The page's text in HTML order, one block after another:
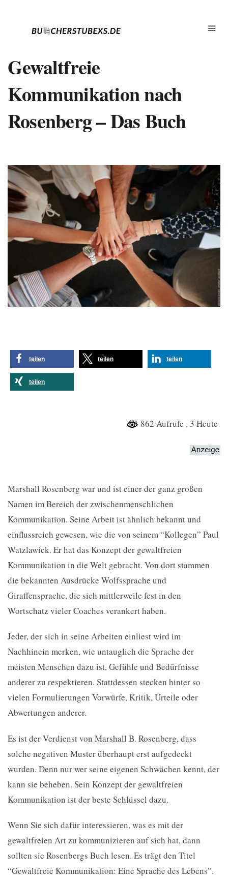
Gewaltfreie
Kommunikation nach
Rosenberg – Das Buch
teilen teilen teilen
teilen
862 Aufrufe , 3 Heute
Marshall Rosenberg war und ist einer der ganz großen
Namen im Bereich der zwischenmenschlichen
Kommunikation. Seine Arbeit ist ähnlich bekannt und
einflussreich gewesen, wie die von seinem “Kollegen” Paul
Watzlawick. Er hat das Konzept der gewaltfreien
Kommunikation in die Welt gebracht. Von dort stammen
die bekannten Ausdrücke Wolfssprache und
Giraffensprache, die sich mittlerweile fest in den
Wortschatz vieler Coaches verankert haben.
Jeder, der sich in seine Arbeiten einliest wird im
Nachhinein merken, wie untauglich die Sprache der
meisten Menschen dazu ist, Gefühle und Bedürfnisse
anderer zu respektieren. Stattdessen stecken hinter so
vielen Formulierungen Vorwürfe, Kritik, Urteile oder
Abwertungen anderer.
Es ist der Verdienst von Marshall B. Rosenberg, dass
solche negativen Muster überhaupt erst aufgedeckt
wurden. Denn nur wer seine eigenen Schwächen kennt, der
kann sie beheben. Sein Konzept der gewaltfreien
Kommunikation ist der beste Schlüssel dazu.
Wenn Sie sich dafür interessieren, was es mit der
gewaltfreien Art zu kommunizieren auf sich hat, dann
sollten sie Rosenbergs Buch lesen. Es trägt den Titel
“Gewaltfreie Kommunikation: Eine Sprache des Lebens”.